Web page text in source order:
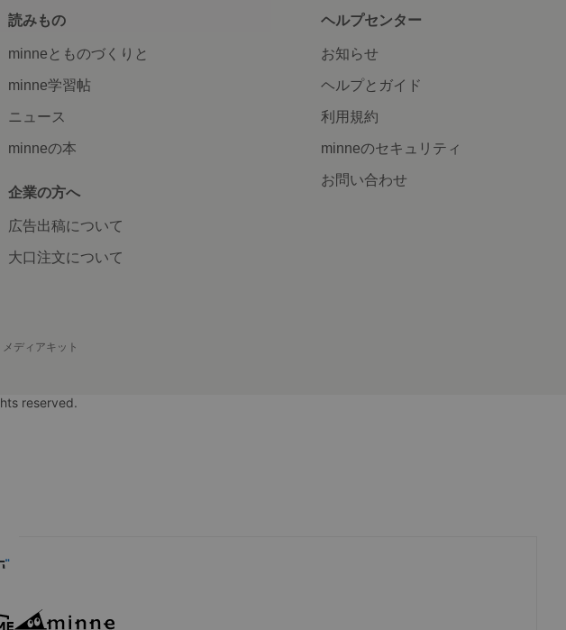
読みもの
minneとものづくりと
minne学習帖
ニュース
minneの本
企業の方へ
広告出稿について
大口注文について
ヘルプセンター
お知らせ
ヘルプとガイド
利用規約
minneのセキュリティ
お問い合わせ
メディアキット
reserved.